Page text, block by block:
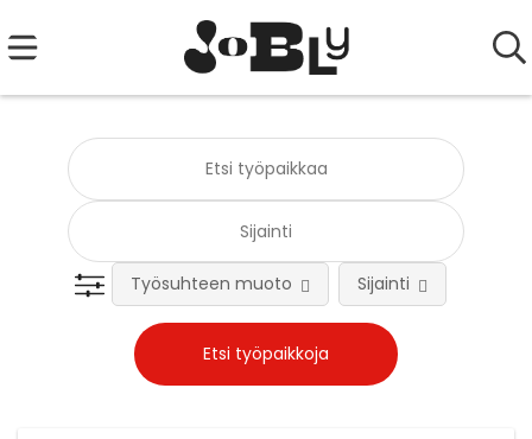
Työsuhteen muoto Sijainti